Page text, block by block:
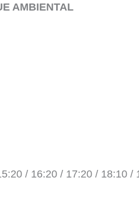
AMBIENTAL
/ 16:20 / 17:20 / 18:10 /